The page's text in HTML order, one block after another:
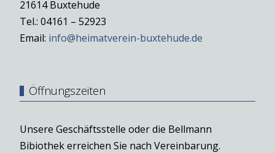
21614 Buxtehude
Tel.: 04161 – 52923
Email: info@heimatverein-buxtehude.de
Öffnungszeiten
Unsere Geschäftsstelle oder die Bellmann
Bibiothek erreichen Sie nach Vereinbarung.